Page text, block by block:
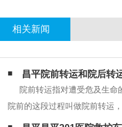
相关新闻
昌平院前转运和院后转
院前转运指对遭受危及生
院前的这段过程叫做院前转运
短途转诊转院患者，放弃治疗